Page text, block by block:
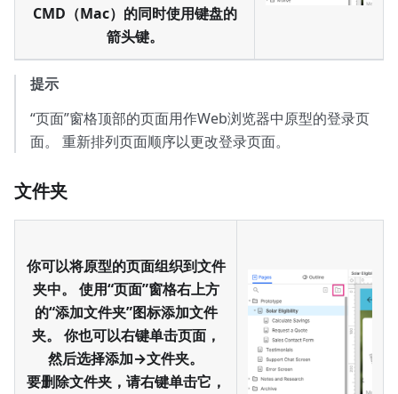
CMD（Mac）的同时使用键盘的
箭头键。
提示
“页面”窗格顶部的页面用作Web浏览器中原型的登录页
面。 重新排列页面顺序以更改登录页面。
文件夹
你可以将原型的页面组织到文件
夹中。 使用“页面”窗格右上方
的“添加文件夹”图标添加文件
夹。 你也可以右键单击页面，
然后选择添加→文件夹。
要删除文件夹，请右键单击它，